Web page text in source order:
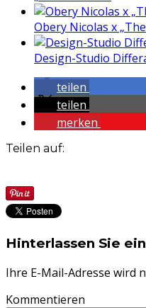
Obery Nicolas x
Design-Studio
teilen
teilen
merken
Teilen auf:
Hinterlassen Sie
Ihre E-Mail-Adresse wird
Kommentieren